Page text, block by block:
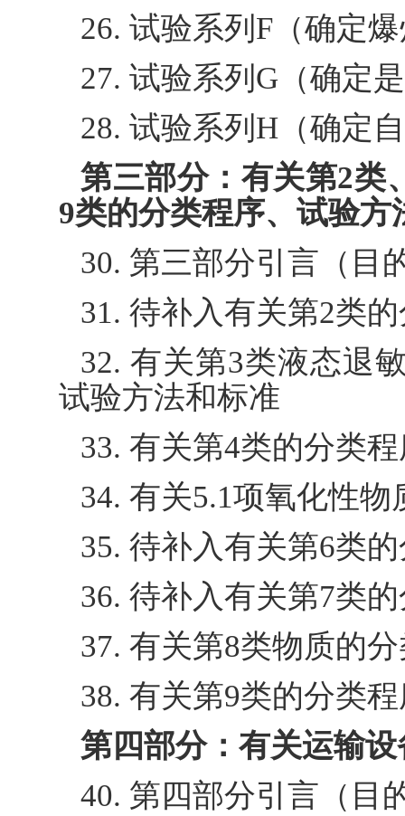
26. 试验系列F（确定
27. 试验系列G（确定
28. 试验系列H（确定
第三部分：有关第2类
9类的分类程序、试验方
30. 第三部分引言（目
31. 待补入有关第2类
32. 有关第3类液态退
试验方法和标准
33. 有关第4类的分类
34. 有关5.1项氧化性
35. 待补入有关第6类
36. 待补入有关第7类
37. 有关第8类物质的
38. 有关第9类的分类
第四部分：有关运输
40. 第四部分引言（目